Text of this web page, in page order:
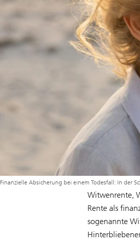
Finanzielle Absicherung bei einem Todesfall: In der
Witwenrente,
Rente als
sogenannte